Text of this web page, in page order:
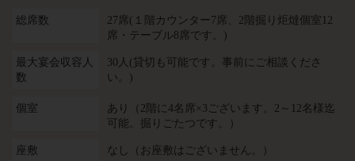
総席数
27席(１階カウンター7席、2階掘り炬燵個室12
席・テーブル8席です。)
最大宴会収容人
数
30人(貸切も可能です。事前にご相談くださ
い。)
個室
あり（2階に4名席×3ございます。2～12名様迄
可能。掘りごたつです。）
座敷 なし（お座敷はございません。）